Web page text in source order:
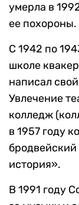
умерла в
ее похороны.
С 1942 по
школе
написал
Увлечение
колледж
в 1957 году
история».
В 1991 году